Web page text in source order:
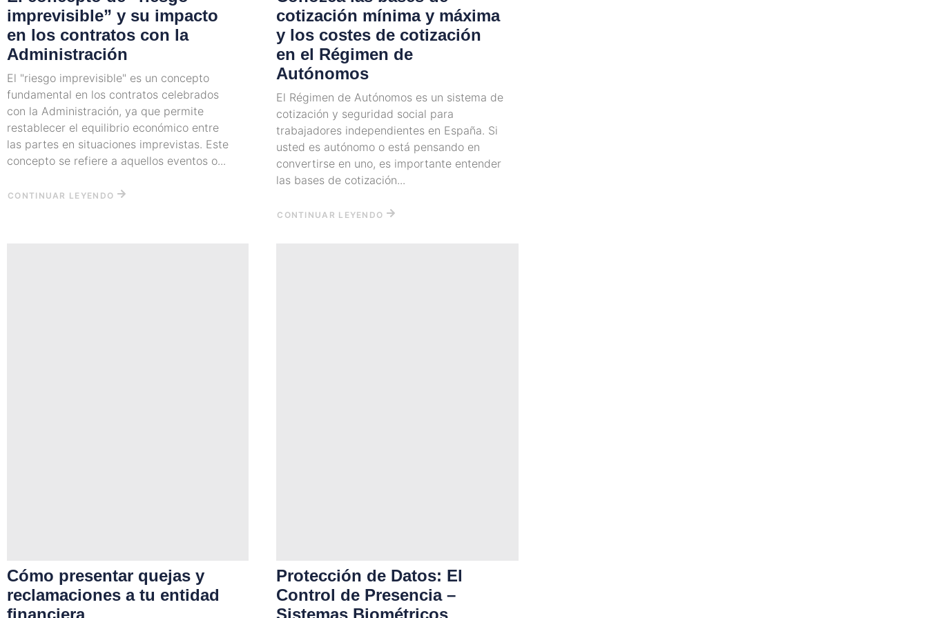
imprevisible” y su impacto
en los contratos con la
Administración
El "riesgo imprevisible" es un concepto
fundamental en los contratos celebrados
con la Administración, ya que permite
restablecer el equilibrio económico entre
las partes en situaciones imprevistas. Este
concepto se refiere a aquellos eventos o...
CONTINUAR LEYENDO
cotización mínima y máxima
y los costes de cotización
en el Régimen de
Autónomos
El Régimen de Autónomos es un sistema de
cotización y seguridad social para
trabajadores independientes en España. Si
usted es autónomo o está pensando en
convertirse en uno, es importante entender
las bases de cotización...
CONTINUAR LEYENDO
Cómo presentar quejas y
reclamaciones a tu entidad
financiera
Protección de Datos: El
Control de Presencia –
Sistemas Biométricos